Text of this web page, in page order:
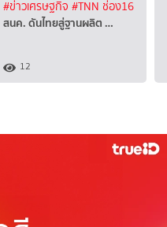
#ข่าวเศรษฐกิจ #TNN ช่อง16
สนค. ดันไทยสู่ฐานผลิต …
12